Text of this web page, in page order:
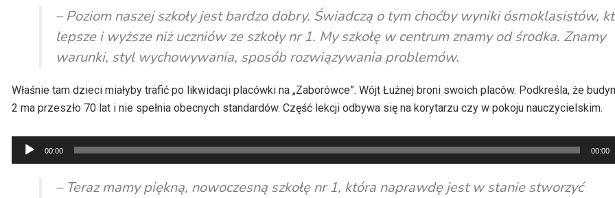
dźwiękowych– Poziom naszej szkoły jest bardzo dobry. Świadczą o tym choćby wyniki ósmoklasistów,
lepsze i wyższe niż uczniów ze szkoły nr 1. My szkołę w centrum znamy od środka. Znamy
warunki, styl wychowywania, sposób rozwiązywania problemów.
Właśnie tam dzieci miałyby trafić po likwidacji placówki na „Zaborówce”. Wójt Łużnej broni swoich placów. Podkreśla, że
2 ma przeszło 70 lat i nie spełnia obecnych standardów. Część lekcji odbywa się na korytarzu czy w pokoju nauczycielskim.
Odtwarzacz
plików
dźwiękowych
00:00 00:00
– Teraz mamy piękną, nowoczesną szkołę nr 1, która naprawdę jest w stanie stworzyć